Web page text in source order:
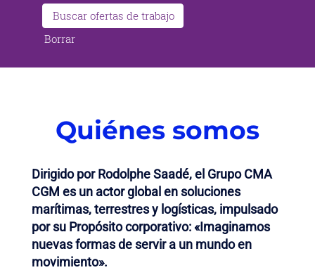
Borrar
Quiénes somos
Dirigido por Rodolphe Saadé, el Grupo CMA
CGM es un actor global en soluciones
marítimas, terrestres y logísticas, impulsado
por su Propósito corporativo: «Imaginamos
nuevas formas de servir a un mundo en
movimiento».